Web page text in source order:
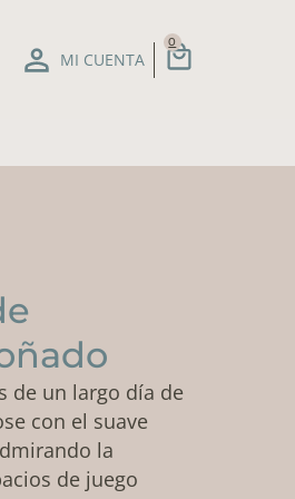
MI CUENTA
0
de un largo día de
con el suave
la
de juego